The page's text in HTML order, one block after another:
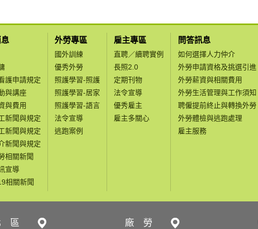
護申請規定
與講座
與費用
新聞與規定
新聞與規定
新聞與規定
相關新聞
宣導
相關新聞
外勞專區
國外訓練
優秀外勞
照護學習-照護
照護學習-居家
照護學習-語言
法令宣導
逃跑案例
雇主專區
直聘／續聘實例
長照2.0
定期刊物
法令宣導
優秀雇主
雇主多關心
問答訊息
如何選擇人力仲介
外勞申請資格及挑選引進
外勞薪資與相關費用
外勞生活管理與工作須知
聘僱提前終止與轉換外勞
外勞體檢與逃跑處理
雇主服務
區 廠 勞